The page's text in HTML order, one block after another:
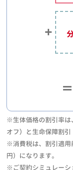
※生体価格の割引率は
オフ）と生命保障割引
※消費税は、割引適用
円）になります。
※ご契約シミュレーシ